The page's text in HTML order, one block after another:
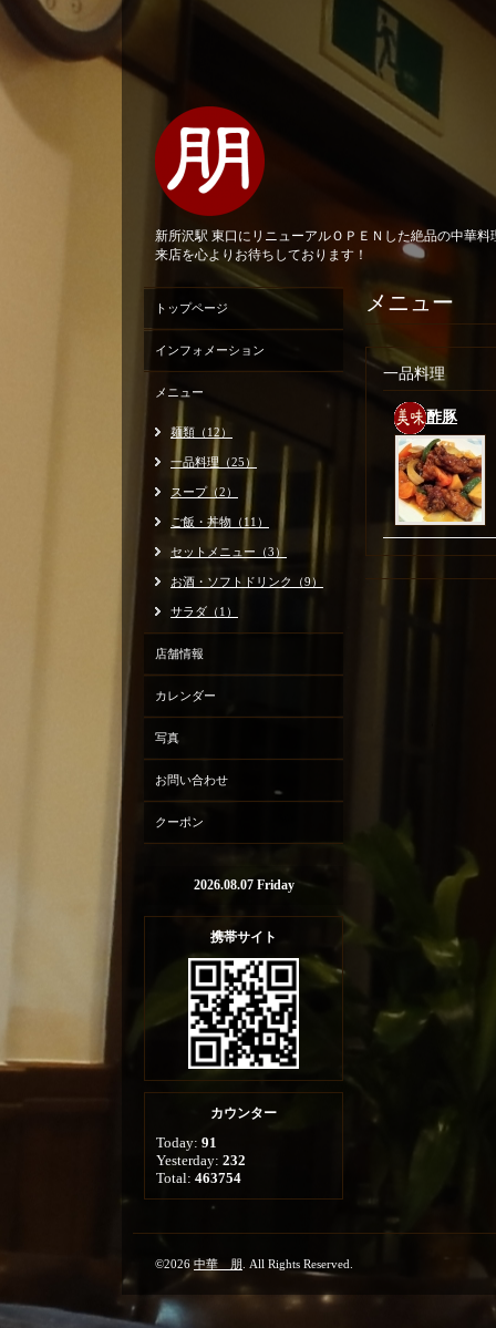
新所沢駅 東口にリニューアルＯＰＥＮした絶品の中華
来店を心よりお待ちしております！
メニュー
一品料理
酢豚
トップページ
インフォメーション
メニュー
麺類（12）
一品料理（25）
スープ（2）
ご飯・丼物（11）
セットメニュー（3）
お酒・ソフトドリンク（9）
サラダ（1）
店舗情報
カレンダー
写真
お問い合わせ
クーポン
2026.08.07 Friday
携帯サイト
カウンター
Today: 91
Yesterday: 232
Total: 463754
©2026 中華 朋 . All Rights Reserved.